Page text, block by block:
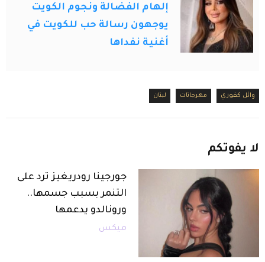
إلهام الفضالة ونجوم الكويت
يوجهون رسالة حب للكويت في
أغنية نفداها
وائل كفوري مهرجانات لبنان
لا يفوتكم
جورجينا رودريغيز ترد على
التنمر بسبب جسمها..
ورونالدو يدعمها
ميكس